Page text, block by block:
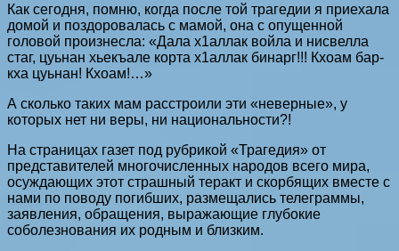
Как сегодня, помню, когда после той трагедии я приехала
домой и поздоровалась с мамой, она с опущенной
головой произнесла: «Дала х1аллак войла и нисвелла
стаг, цуьнан хьекъале корта х1аллак бинарг!!! Кхоам бар-
кха цуьнан! Кхоам!…»
А сколько таких мам расстроили эти «неверные», у
которых нет ни веры, ни национальности?!
На страницах газет под рубрикой «Трагедия» от
представителей многочисленных народов всего мира,
осуждающих этот страшный теракт и скорбящих вместе с
нами по поводу погибших, размещались телеграммы,
заявления, обращения, выражающие глубокие
соболезнования их родным и близким.